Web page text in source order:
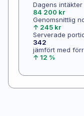
Dagens intäkter
84 200 kr
Genomsnittlig
↑ 245 kr
Serverade
342
jämfört med
↑ 12 %